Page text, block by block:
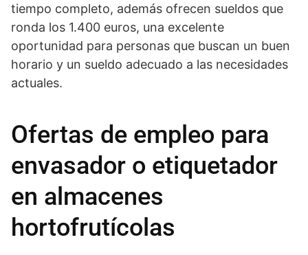
tiempo completo, además ofrecen sueldos que
ronda los 1.400 euros, una excelente
oportunidad para personas que buscan un buen
horario y un sueldo adecuado a las necesidades
actuales.
Ofertas de empleo para
envasador o etiquetador
en almacenes
hortofrutícolas